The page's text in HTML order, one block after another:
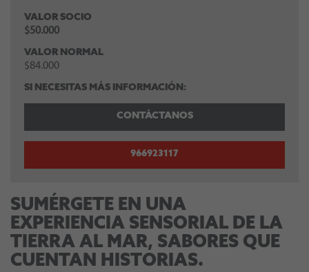
VALOR SOCIO
$50.000
VALOR NORMAL
$84.000
SI NECESITAS MÁS INFORMACIÓN:
CONTÁCTANOS
966923117
SUMÉRGETE EN UNA
EXPERIENCIA SENSORIAL DE LA
TIERRA AL MAR, SABORES QUE
CUENTAN HISTORIAS.